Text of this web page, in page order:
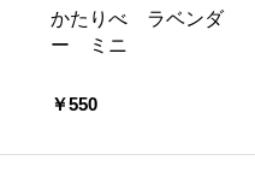
かたりべ ラベンダ
ー ミニ
￥550